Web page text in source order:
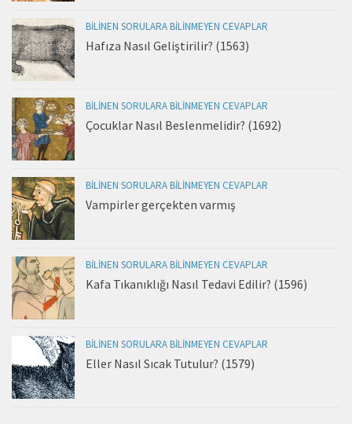
BILINEN SORULARA BILINMEYEN CEVAPLAR
Hafıza Nasıl Geliştirilir? (1563)
BILINEN SORULARA BILINMEYEN CEVAPLAR
Çocuklar Nasıl Beslenmelidir? (1692)
BILINEN SORULARA BILINMEYEN CEVAPLAR
Vampirler gerçekten varmış
BILINEN SORULARA BILINMEYEN CEVAPLAR
Kafa Tıkanıklığı Nasıl Tedavi Edilir? (1596)
BILINEN SORULARA BILINMEYEN CEVAPLAR
Eller Nasıl Sıcak Tutulur? (1579)